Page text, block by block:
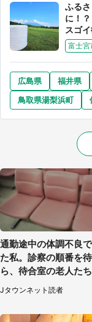
ふる
に！
スゴ
富士宮
広島県 福井県
鳥取県湯梨浜町
通勤途中の体調不良
た私。診察の順番を
ら、待合室の老人た
県・50代男性）
Jタウンネット読者